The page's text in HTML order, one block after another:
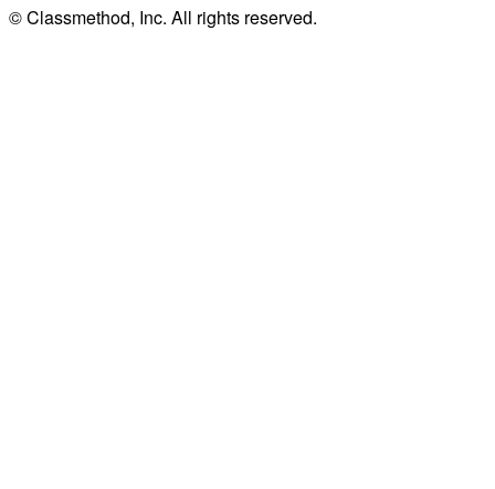
© Classmethod, Inc. All rights reserved.